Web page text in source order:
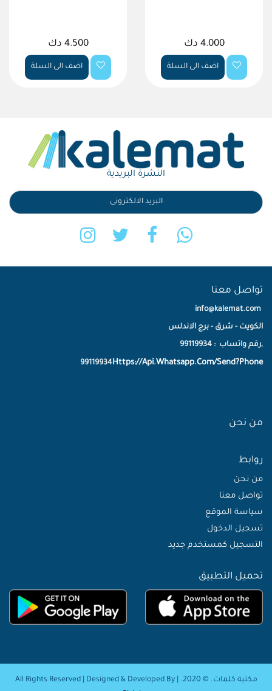
4.500 دك
اضف الى السلة
4.000 دك
اضف الى السلة
النشرة البريدية
تواصل معنا
info@kalemat.com
الكويت - شرق - برج الاندلس
,رقم واتساب : 99119934
Https://Api.Whatsapp.Com/Send?Phone
99119934
من نحن
روابط
من نحن
تواصل معنا
سياسة الموقع
تسجيل الدخول
التسجيل كمستخدم جديد
تحميل التطبيق
مكتبة كلمات. © 2020. | All Rights Reserved | Designed & Developed By